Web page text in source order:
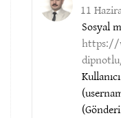
11
Sosyal
https://